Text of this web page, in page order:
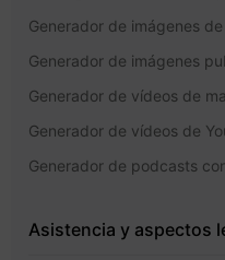
Generador de imágenes
Generador de imágenes
Generador de vídeos de
Generador de vídeos de
Generador de podcasts
Asistencia y aspectos